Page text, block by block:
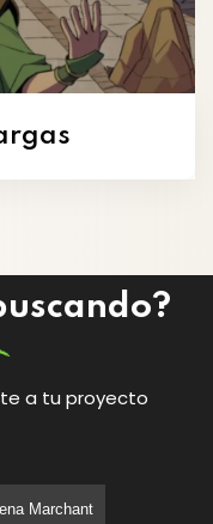
a tu proyecto
Marchant